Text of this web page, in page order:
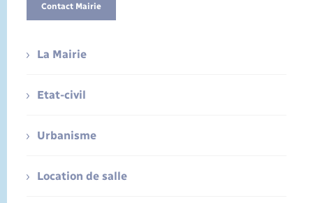
Contact Mairie
La Mairie
Etat-civil
Urbanisme
Location de salle